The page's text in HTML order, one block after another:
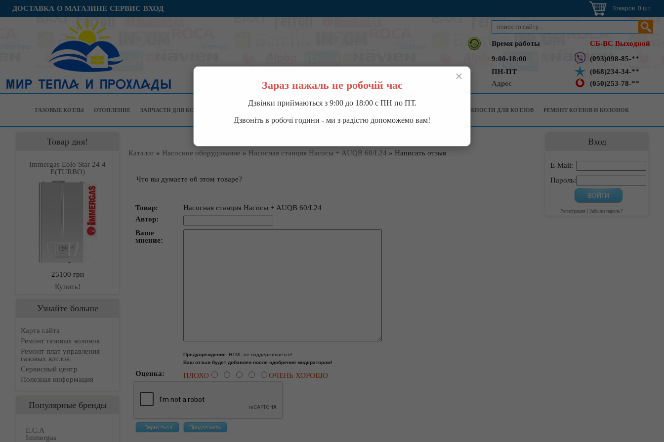
ДОСТАВКА О МАГАЗИНЕ СЕРВИС ВХОД Товаров 0 шт.
Время работы
СБ-ВС Выходной
9:00-18:00
(093)098-85-**
ПН-ПТ
(068)234-34-**
Адрес
(050)253-78-**
ГАЗОВЫЕ КОТЛЫ ОТОПЛЕНИЕ ЗАПЧАСТИ ДЛЯ КОТЛОВ ПРИНАДЛЕЖНОСТИ ДЛЯ КОТЛОВ РЕМОНТ КОТЛОВ И КОЛОНОК
Товар дня!
Immergas Eolo Star 24 4
Е(TURBO)
25100 грн
Купить!
Узнайте больше
Карта сайта
Ремонт газовых колонок
Ремонт плат управления
газовых котлов
Сервисный центр
Полезная информация
Популярные бренды
E.C.A
Immergas
Каталог » Насосное оборудование » Насосная станция Насосы + AUQB 60/L24 » Написать отзыв
Что вы думаете об этом товаре?
Товар:
Насосная станция Насосы + AUQB 60/L24
Автор:
Ваше
мнение:
Предупреждение: HTML не поддерживается!
Ваш отзыв будет добавлен после одобрения модератором!
Оценка: ПЛОХО ОЧЕНЬ ХОРОШО
Вход
E-Mail:
Пароль:
Регистрация Забыли пароль?
×
Зараз нажаль не робочій час
Дзвінки приймаються з 9:00 до 18:00 с ПН по ПТ.
Дзвоніть в робочі години - ми з радістю допоможемо вам!